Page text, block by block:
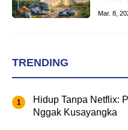
Mar. 8,
TRENDING
Hidup Tanpa Netflix:
Nggak Kusayangka